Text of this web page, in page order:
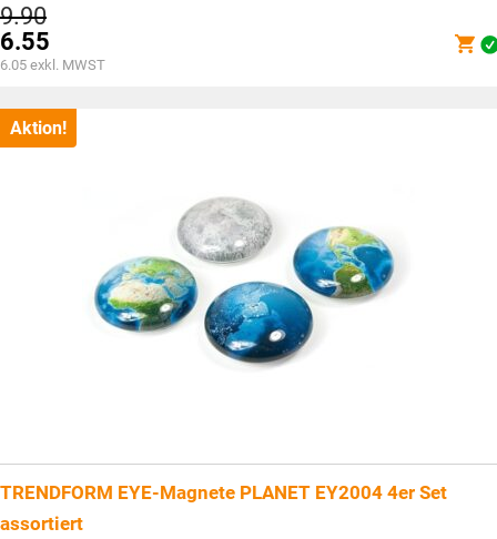
9.90Ursprünglicher
Preis
war:
CHF9.90
6.55
Aktueller
ist:
CHF6.55.
6.05 exkl. MWST
Aktion!
TRENDFORM EYE-Magnete PLANET EY2004 4er Set
assortiert